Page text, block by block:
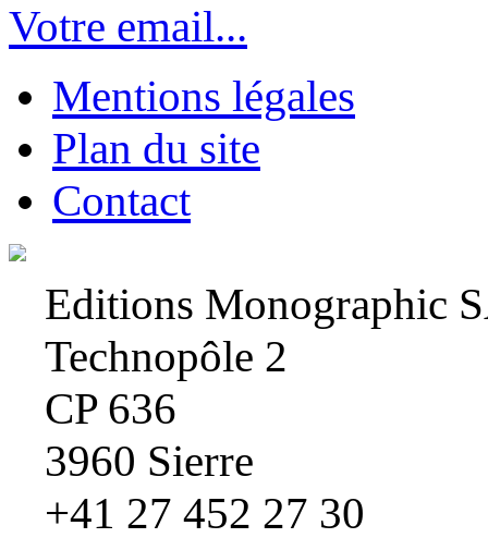
Votre email...
Mentions légales
Plan du site
Contact
Editions Monographic
Technopôle 2
CP 636
3960 Sierre
+41 27 452 27 30